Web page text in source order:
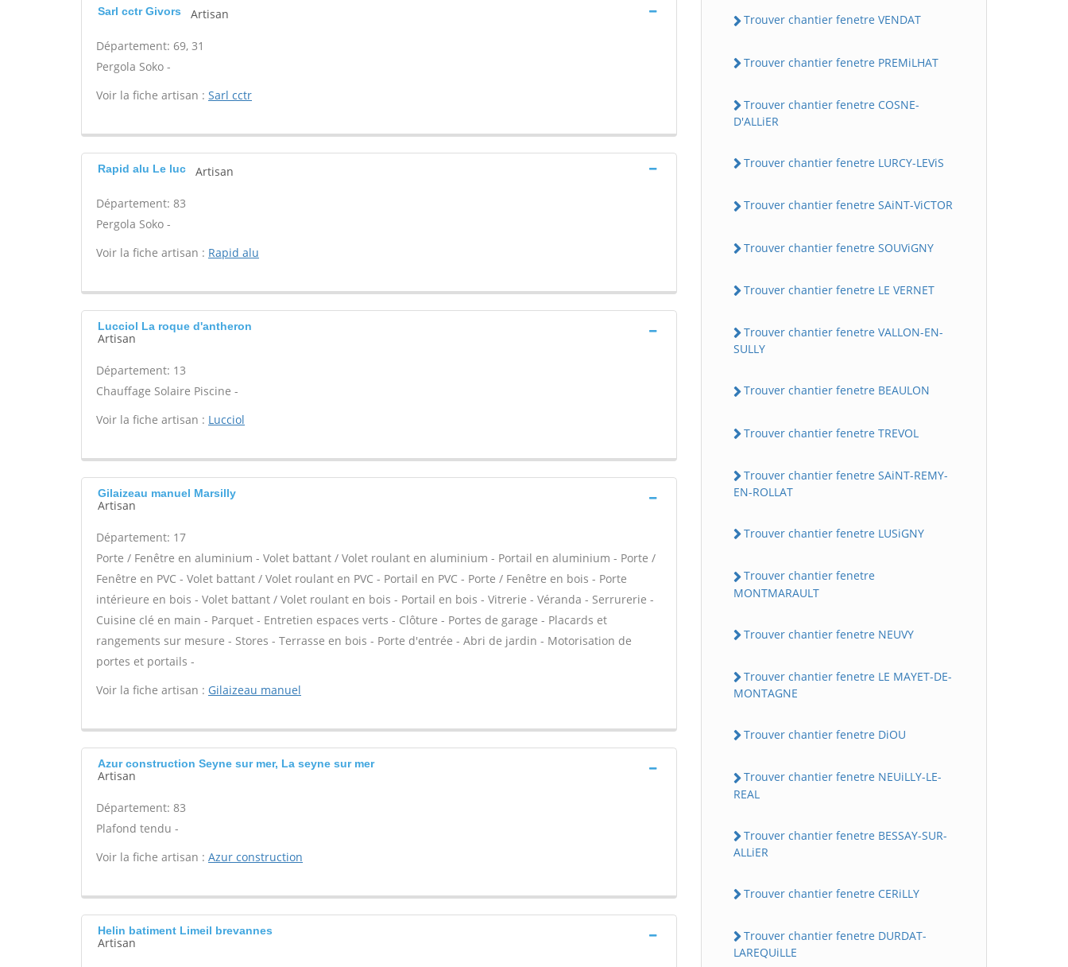
Sarl cctr Givors Artisan
Département: 69, 31
Pergola Soko -
Voir la fiche artisan : Sarl cctr
Rapid alu Le luc Artisan
Département: 83
Pergola Soko -
Voir la fiche artisan : Rapid alu
Lucciol La roque d'antheron
Artisan
Département: 13
Chauffage Solaire Piscine -
Voir la fiche artisan : Lucciol
Gilaizeau manuel Marsilly
Artisan
Département: 17
Porte / Fenêtre en aluminium - Volet battant / Volet roulant en aluminium - Portail en aluminium - Porte /
Fenêtre en PVC - Volet battant / Volet roulant en PVC - Portail en PVC - Porte / Fenêtre en bois - Porte
intérieure en bois - Volet battant / Volet roulant en bois - Portail en bois - Vitrerie - Véranda - Serrurerie -
Cuisine clé en main - Parquet - Entretien espaces verts - Clôture - Portes de garage - Placards et
rangements sur mesure - Stores - Terrasse en bois - Porte d'entrée - Abri de jardin - Motorisation de
portes et portails -
Voir la fiche artisan : Gilaizeau manuel
Azur construction Seyne sur mer, La seyne sur mer
Artisan
Département: 83
Plafond tendu -
Voir la fiche artisan : Azur construction
Helin batiment Limeil brevannes
Artisan
Trouver chantier fenetre VENDAT
Trouver chantier fenetre PREMiLHAT
Trouver chantier fenetre COSNE-
D'ALLiER
Trouver chantier fenetre LURCY-LEViS
Trouver chantier fenetre SAiNT-ViCTOR
Trouver chantier fenetre SOUViGNY
Trouver chantier fenetre LE VERNET
Trouver chantier fenetre VALLON-EN-
SULLY
Trouver chantier fenetre BEAULON
Trouver chantier fenetre TREVOL
Trouver chantier fenetre SAiNT-REMY-
EN-ROLLAT
Trouver chantier fenetre LUSiGNY
Trouver chantier fenetre
MONTMARAULT
Trouver chantier fenetre NEUVY
Trouver chantier fenetre LE MAYET-DE-
MONTAGNE
Trouver chantier fenetre DiOU
Trouver chantier fenetre NEUiLLY-LE-
REAL
Trouver chantier fenetre BESSAY-SUR-
ALLiER
Trouver chantier fenetre CERiLLY
Trouver chantier fenetre DURDAT-
LAREQUiLLE